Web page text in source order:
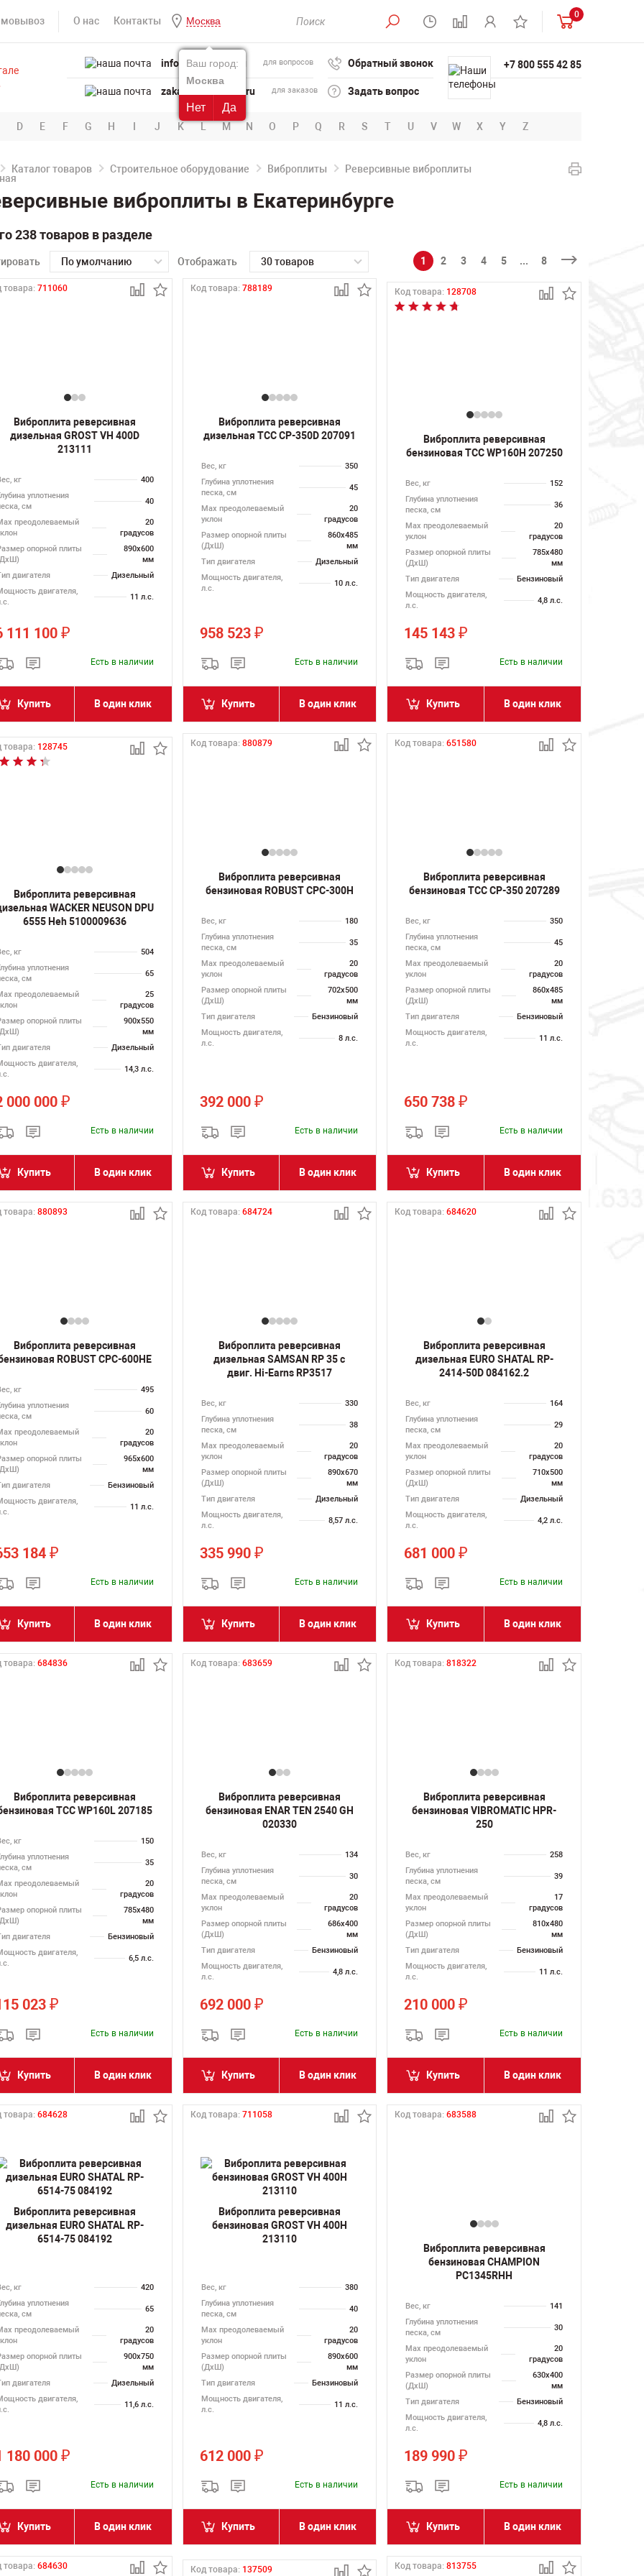
О нас Контакты Москва
Ваш город:
Москва
Нет Да
0
info@powertool.ru для вопросов
zakaz@powertool.ru для заказов
Обратный звонок
Задать вопрос
+7 800 555 42 85
D E F G H I J K L M N O P Q R S T U V W X Y Z
Каталог товаров Строительное оборудование Виброплиты Реверсивные виброплиты
виброплиты в Екатеринбурге
238 товаров в разделе
По умолчанию Отображать 30 товаров 1 2 3 4 5 ... 8
товара: 711060
Виброплита реверсивная
дизельная GROST VH 400D
213111
кг
400
уплотнения
см
40
преодолеваемый
20
градусов
опорной плиты
890х600
мм
двигателя
Дизельный
двигателя,
11 л.с.
111 100 ₽
Есть в наличии
Купить В один клик
Код товара: 788189
Виброплита реверсивная
дизельная ТСС CP-350D 207091
Вес, кг
350
Глубина уплотнения
песка, см
45
Max преодолеваемый
уклон
20
градусов
Размер опорной плиты
(ДхШ)
860х485
мм
Тип двигателя
Дизельный
Мощность двигателя,
л.с.
10 л.с.
958 523 ₽
Есть в наличии
Купить В один клик
Код товара: 128708
Виброплита реверсивная
бензиновая ТСС WP160H 207250
Вес, кг
152
Глубина уплотнения
песка, см
36
Max преодолеваемый
уклон
20
градусов
Размер опорной плиты
(ДхШ)
785х480
мм
Тип двигателя
Бензиновый
Мощность двигателя,
л.с.
4,8 л.с.
145 143₽
Есть в наличии
Купить В один клик
товара: 128745
Виброплита реверсивная
WACKER NEUSON DPU
6555 Heh 5100009636
кг
504
уплотнения
см
65
преодолеваемый
25
градусов
опорной плиты
900x550
мм
двигателя
Дизельный
двигателя,
14,3 л.с.
000 000 ₽
Есть в наличии
Купить В один клик
Код товара: 880879
Виброплита реверсивная
бензиновая ROBUST CPC-300H
Вес, кг
180
Глубина уплотнения
песка, см
35
Max преодолеваемый
уклон
20
градусов
Размер опорной плиты
(ДхШ)
702х500
мм
Тип двигателя
Бензиновый
Мощность двигателя,
л.с.
8 л.с.
392 000 ₽
Есть в наличии
Купить В один клик
Код товара:651580
Виброплита реверсивная
бензиновая ТСС CP-350 207289
Вес, кг
350
Глубина уплотнения
песка, см
45
Max преодолеваемый
уклон
20
градусов
Размер опорной плиты
(ДхШ)
860х485
мм
Тип двигателя
Бензиновый
Мощность двигателя,
л.с.
11 л.с.
650 738₽
Есть в наличии
Купить В один клик
товара: 880893
Виброплита реверсивная
ROBUST CPC-600HE
кг
495
уплотнения
см
60
преодолеваемый
20
градусов
опорной плиты
965х600
мм
двигателя
Бензиновый
двигателя,
11 л.с.
184 ₽
Есть в наличии
Купить В один клик
Код товара: 684724
Виброплита реверсивная
дизельная SAMSAN RP 35 с
двиг. Hi-Earns RP3517
Вес, кг
330
Глубина уплотнения
песка, см
38
Max преодолеваемый
уклон
20
градусов
Размер опорной плиты
(ДхШ)
890х670
мм
Тип двигателя
Дизельный
Мощность двигателя,
л.с.
8,57 л.с.
335 990 ₽
Есть в наличии
Купить В один клик
Код товара:684620
Виброплита реверсивная
дизельная EURO SHATAL RP-
2414-50D 084162.2
Вес, кг
164
Глубина уплотнения
песка, см
29
Max преодолеваемый
уклон
20
градусов
Размер опорной плиты
(ДхШ)
710х500
мм
Тип двигателя
Дизельный
Мощность двигателя,
л.с.
4,2 л.с.
681 000₽
Есть в наличии
Купить В один клик
товара: 684836
Виброплита реверсивная
ТСС WP160L 207185
кг
150
уплотнения
см
35
преодолеваемый
20
градусов
опорной плиты
785х480
мм
двигателя
Бензиновый
двигателя,
6,5 л.с.
023 ₽
Есть в наличии
Купить В один клик
Код товара: 683659
Виброплита реверсивная
бензиновая ENAR TEN 2540 GH
020330
Вес, кг
134
Глубина уплотнения
песка, см
30
Max преодолеваемый
уклон
20
градусов
Размер опорной плиты
(ДхШ)
686х400
мм
Тип двигателя
Бензиновый
Мощность двигателя,
л.с.
4,8 л.с.
692 000 ₽
Есть в наличии
Купить В один клик
Код товара:818322
Виброплита реверсивная
бензиновая VIBROMATIC HPR-
250
Вес, кг
258
Глубина уплотнения
песка, см
39
Max преодолеваемый
уклон
17
градусов
Размер опорной плиты
(ДхШ)
810х480
мм
Тип двигателя
Бензиновый
Мощность двигателя,
л.с.
11 л.с.
210 000₽
Есть в наличии
Купить В один клик
товара: 684628
Виброплита реверсивная
дизельная EURO SHATAL RP-
6514-75 084192
кг
420
уплотнения
см
65
преодолеваемый
20
градусов
опорной плиты
900х750
мм
двигателя
Дизельный
двигателя,
11,6 л.с.
180 000 ₽
Есть в наличии
Купить В один клик
Код товара: 711058
Виброплита реверсивная
бензиновая GROST VH 400H
213110
Вес, кг
380
Глубина уплотнения
песка, см
40
Max преодолеваемый
уклон
20
градусов
Размер опорной плиты
(ДхШ)
890х600
мм
Тип двигателя
Бензиновый
Мощность двигателя,
л.с.
11 л.с.
612 000 ₽
Есть в наличии
Купить В один клик
Код товара:683588
Виброплита реверсивная
бензиновая CHAMPION
PC1345RHH
Вес, кг
141
Глубина уплотнения
песка, см
30
Max преодолеваемый
уклон
20
градусов
Размер опорной плиты
(ДхШ)
630х400
мм
Тип двигателя
Бензиновый
Мощность двигателя,
л.с.
4,8 л.с.
189 990₽
Есть в наличии
Купить В один клик
товара: 684630 Код товара: 137509 Код товара:813755